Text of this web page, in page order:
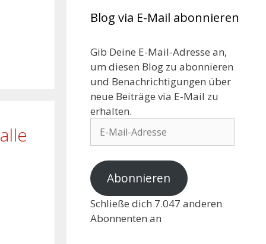
Blog via E-Mail abonnieren
Gib Deine E-Mail-Adresse an,
um diesen Blog zu abonnieren
und Benachrichtigungen über
neue Beiträge via E-Mail zu
erhalten.
Abonnieren
Schließe dich 7.047 anderen
Abonnenten an